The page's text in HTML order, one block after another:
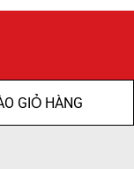
GIỎ HÀNG